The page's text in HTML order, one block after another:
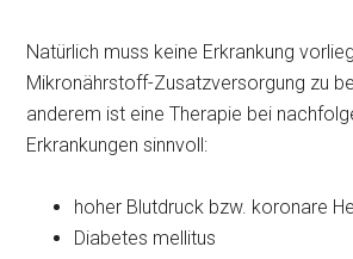
Natürlich muss keine Erkrankung
Mikronährstoff-Zusatzversorgung zu
anderem ist eine Therapie bei
Erkrankungen sinnvoll:
hoher Blutdruck bzw. koronare
Diabetes mellitus